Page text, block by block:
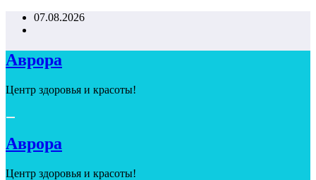
Перейти07.08.2026
Аврора
Центр здоровья и красоты!
Аврора
Центр здоровья и красоты!